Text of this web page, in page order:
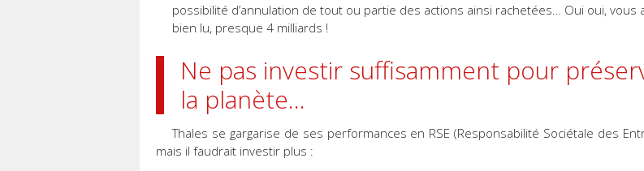
possibilité d’annulation de tout ou partie des actions ainsi rachetées… Oui oui, vous
bien lu, presque 4 milliards !
Ne pas investir suffisamment pour
la planète…
Thales se gargarise de ses performances en RSE (Responsabilité Sociétale des
mais il faudrait investir plus :